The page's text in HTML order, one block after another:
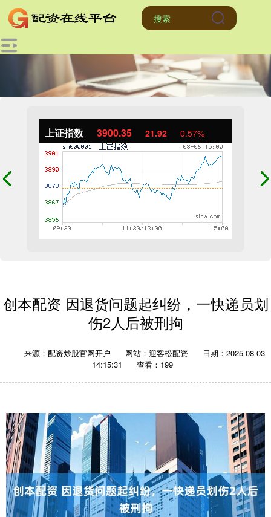
上证指数 3900.35 21.92 0.57%
创本配资 因退货问题起纠纷，一快递员划
伤2人后被刑拘
来源：配资炒股官网开户 网站：迎客松配资
日期：2025-08-03
14:15:31
查看：199